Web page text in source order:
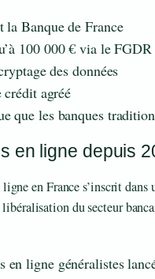
la Banque de France
100 000 € via le FGDR
des données
crédit agréé
que les banques
en ligne depuis
en France s’inscrit
du secteur
en ligne généralistes